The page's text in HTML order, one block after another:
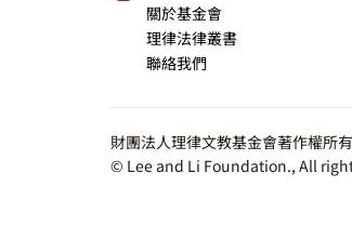
關於基金會
理律法律叢書
聯絡我們
財團法人理律文教基金會著作權所
© Lee and Li Foundation., All